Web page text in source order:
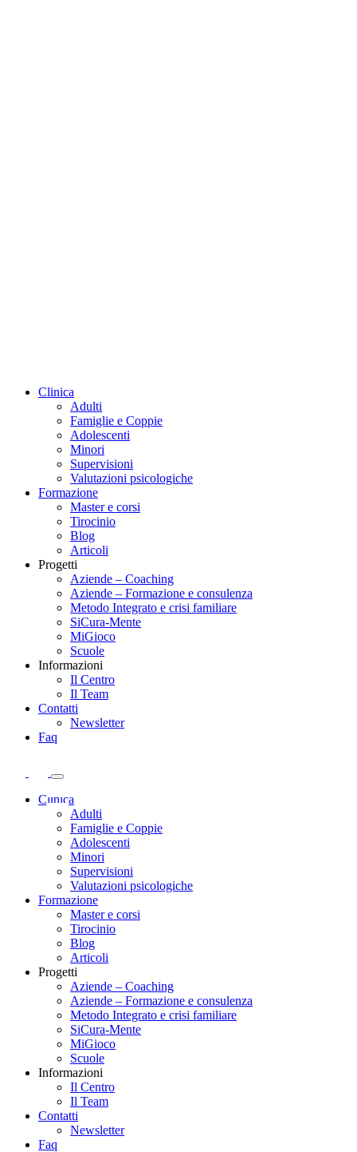
Clinica
Adulti
Famiglie e Coppie
Adolescenti
Minori
Supervisioni
Valutazioni psicologiche
Formazione
Master e corsi
Tirocinio
Blog
Articoli
Progetti
Aziende – Coaching
Aziende – Formazione e consulenza
Metodo Integrato e crisi familiare
SiCura-Mente
MiGioco
Scuole
Informazioni
Il Centro
Il Team
Contatti
Newsletter
Faq
Clinica
Adulti
Famiglie e Coppie
Adolescenti
Minori
Supervisioni
Valutazioni psicologiche
Formazione
Master e corsi
Tirocinio
Blog
Articoli
Progetti
Aziende – Coaching
Aziende – Formazione e consulenza
Metodo Integrato e crisi familiare
SiCura-Mente
MiGioco
Scuole
Informazioni
Il Centro
Il Team
Contatti
Newsletter
Faq